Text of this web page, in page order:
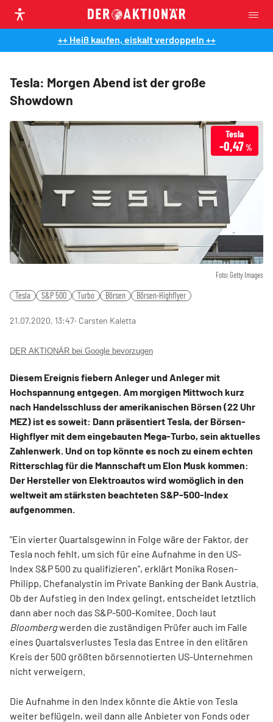
++ Heiß kaufen, eiskalt verdoppeln ++
Tesla: Morgen Abend ist der große
Showdown
Foto: Getty Images
Tesla
-0,47%
Tesla S&P 500 Turbo Börsen Börsen-Highflyer
21.07.2020, 13:47‧ Carsten Kaletta
DER AKTIONÄR bei Google bevorzugen
Diesem Ereignis fiebern Anleger und Anleger mit
Hochspannung entgegen. Am morgigen Mittwoch kurz
nach Handelsschluss der amerikanischen Börsen (22 Uhr
MEZ) ist es soweit: Dann präsentiert Tesla, der Börsen-
Highflyer mit dem eingebauten Mega-Turbo, sein aktuelles
Zahlenwerk. Und on top könnte es noch zu einem echten
Ritterschlag für die Mannschaft um Elon Musk kommen:
Der Hersteller von Elektroautos wird womöglich in den
weltweit am stärksten beachteten S&P-500-Index
aufgenommen.
"Ein vierter Quartalsgewinn in Folge wäre der Faktor, der
Tesla noch fehlt, um sich für eine Aufnahme in den US-
Index S&P 500 zu qualifizieren", erklärt Monika Rosen-
Philipp, Chefanalystin im Private Banking der Bank Austria.
Ob der Aufstieg in den Index gelingt, entscheidet letztlich
dann aber noch das S&P-500-Komitee. Doch laut
Bloombergwerden die zuständigen Prüfer auch im Falle
eines Quartalsverlustes Tesla das Entree in den elitären
Kreis der 500 größten börsennotierten US-Unternehmen
nicht verweigern.
Die Aufnahme in den Index könnte die Aktie von Tesla
weiter beflügeln, weil dann alle Anbieter von Fonds oder